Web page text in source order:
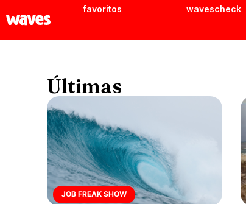
favoritos wavescheck
Últimas
JOB FREAK SHOW